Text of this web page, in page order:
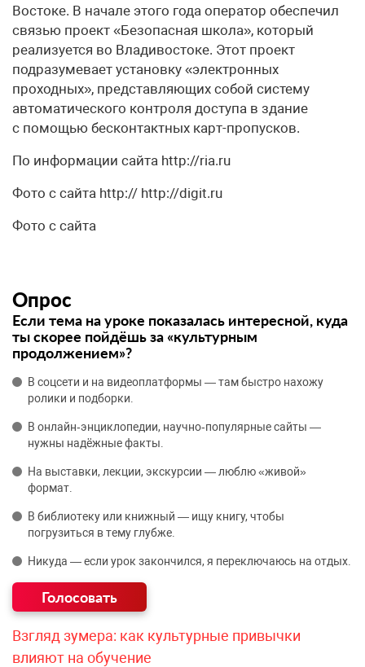
Востоке. В начале этого года оператор обеспечил
связью проект «Безопасная школа», который
реализуется во Владивостоке. Этот проект
подразумевает установку «электронных
проходных», представляющих собой систему
автоматического контроля доступа в здание
с помощью бесконтактных карт-пропусков.
По информации сайта http://ria.ru
Фото с сайта http:// http://digit.ru
Фото с сайта
Опрос
Если тема на уроке показалась интересной, куда
ты скорее пойдёшь за «культурным
продолжением»?
В соцсети и на видеоплатформы — там быстро нахожу
ролики и подборки.
В онлайн‑энциклопедии, научно‑популярные сайты —
нужны надёжные факты.
На выставки, лекции, экскурсии — люблю «живой»
формат.
В библиотеку или книжный — ищу книгу, чтобы
погрузиться в тему глубже.
Никуда — если урок закончился, я переключаюсь на отдых.
Взгляд зумера: как культурные привычки
влияют на обучение